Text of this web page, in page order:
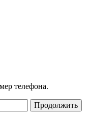
телефона.
Продолжить